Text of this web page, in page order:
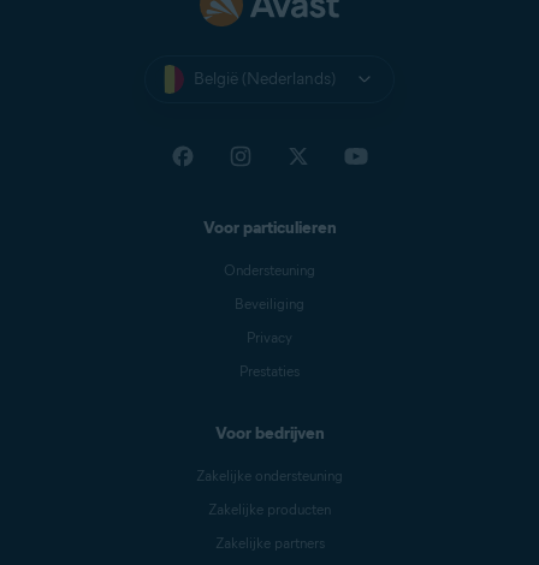
België (Nederlands)
Voor particulieren
Ondersteuning
Beveiliging
Privacy
Prestaties
Voor bedrijven
Zakelijke ondersteuning
Zakelijke producten
Zakelijke partners